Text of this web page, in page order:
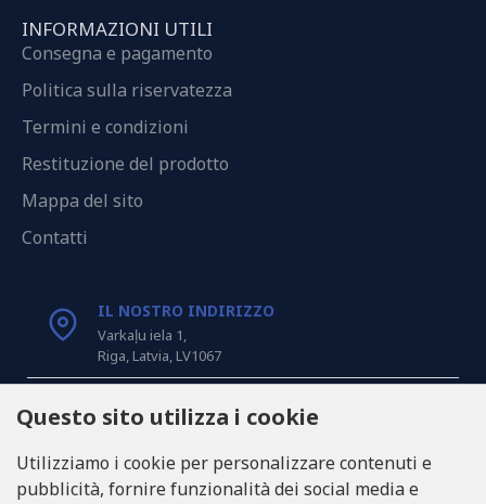
INFORMAZIONI UTILI
Consegna e pagamento
Politica sulla riservatezza
Termini e condizioni
Restituzione del prodotto
Mappa del sito
Contatti
IL NOSTRO INDIRIZZO
Varkaļu iela 1,
Riga, Latvia, LV1067
CHIAMACI
INFO@LUKONS.COM
Questo sito utilizza i cookie
Utilizziamo i cookie per personalizzare contenuti e
pubblicità, fornire funzionalità dei social media e